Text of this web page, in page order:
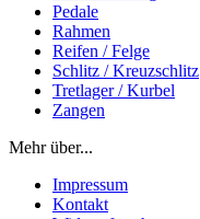
Pedale
Rahmen
Reifen / Felge
Schlitz / Kreuzschlitz
Tretlager / Kurbel
Zangen
Mehr über...
Impressum
Kontakt